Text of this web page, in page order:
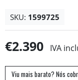
SKU: 1599725
€2.390 IVA
Viu mais barato? Nós